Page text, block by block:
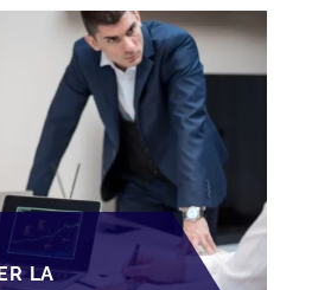
SOPARFI
LA